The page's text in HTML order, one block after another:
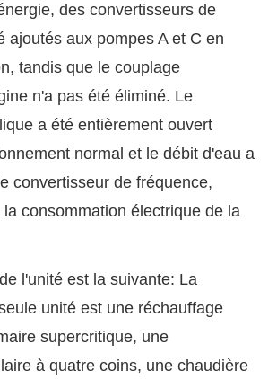
des convertisseurs de
ajoutés aux pompes A et C en
tandis que le couplage
n'a pas été éliminé. Le
a été entièrement ouvert
normal et le débit d'eau a
convertisseur de fréquence,
consommation électrique de la
l'unité est la suivante: La
unité est une réchauffage
supercritique, une
à quatre coins, une chaudière